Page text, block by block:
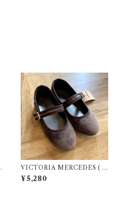
VICTORIA MERCEDES ( 2
9-34 / Testa )
¥5,280